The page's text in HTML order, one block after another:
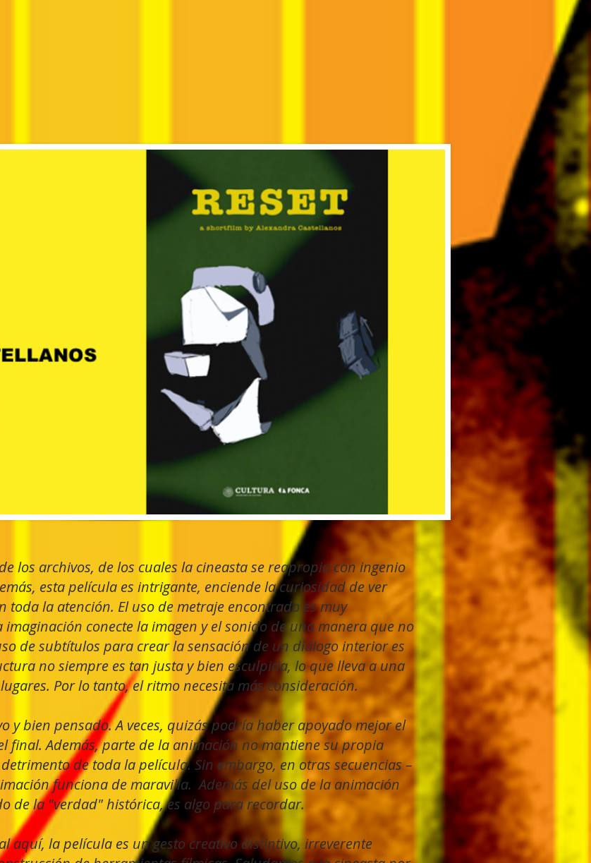
los archivos, de los cuales la cineasta se reapropia con ingenio
esta película es intrigante, enciende la curiosidad de ver
toda la atención. El uso de metraje encontrado es muy
conecte la imagen y el sonido de una manera que no
de subtítulos para crear la sensación de un diálogo interior es
no siempre es tan justa y bien esculpida, lo que lleva a una
Por lo tanto, el ritmo necesita más consideración.
y bien pensado. A veces, quizás podría haber apoyado mejor el
final. Además, parte de la animación no mantiene su propia
de toda la película. Sin embargo, en otras secuencias –
funciona de maravilla.Además del uso de la animación
de la "verdad" histórica,es algo para recordar.
aquí, la película es un gesto creativo distintivo, irreverente